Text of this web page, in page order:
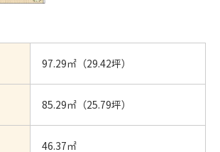
97.29㎡（29.42坪）
85.29㎡（25.79坪）
46.37㎡